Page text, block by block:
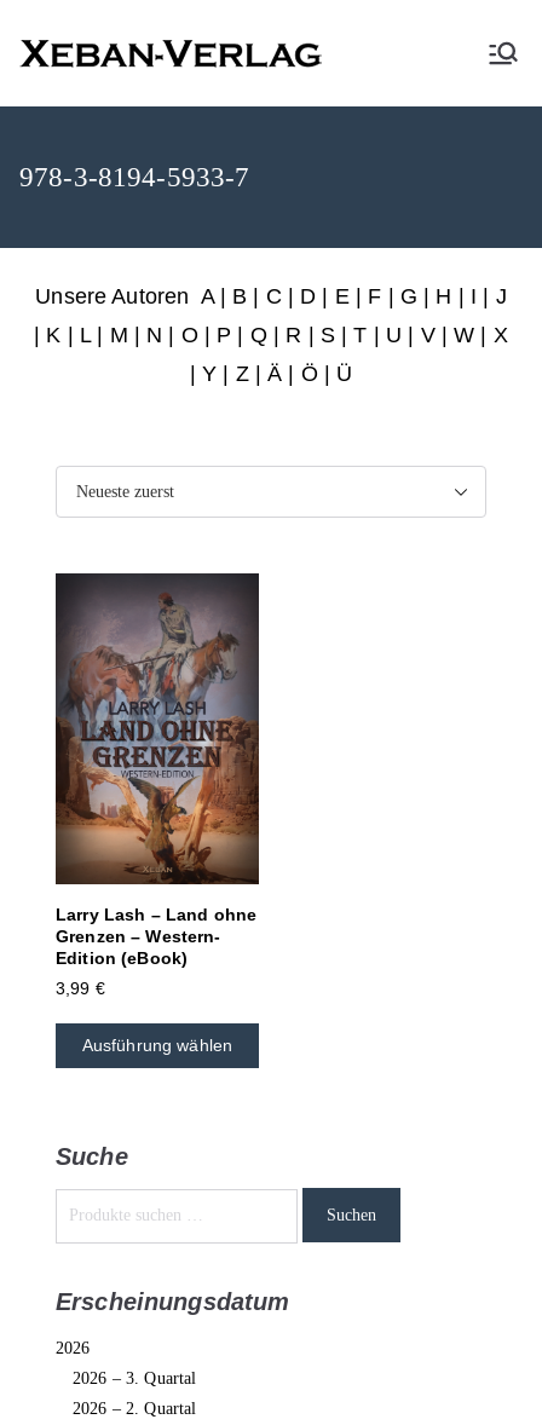
XEBAN-Verlag
978-3-8194-5933-7
Unsere Autoren A| B C D E| F G H I
J
K L| M N O P Q| R S |T U V|W
X
Y Z|Ä | Ö | Ü
Larry Lash – Land ohne
Grenzen – Western-
Edition (eBook)
3,99 €
Ausführung wählen
Suche
Suchen
Erscheinungsdatum
2026
2026 – 3. Quartal
2026 – 2. Quartal